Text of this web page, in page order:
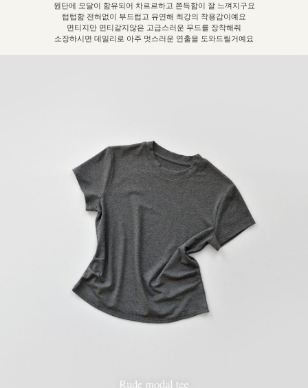
원단에 모달이 함유되어 차르르하고 쫀득함이 잘 느껴지구요
텁텁함 전혀없이 부드럽고 유연해 최강의 착용감이예요
면티지만 면티같지않은 고급스러운 무드를 장착해줘
소장하시면 데일리로 아주 멋스러운 연출을 도와드릴거예요